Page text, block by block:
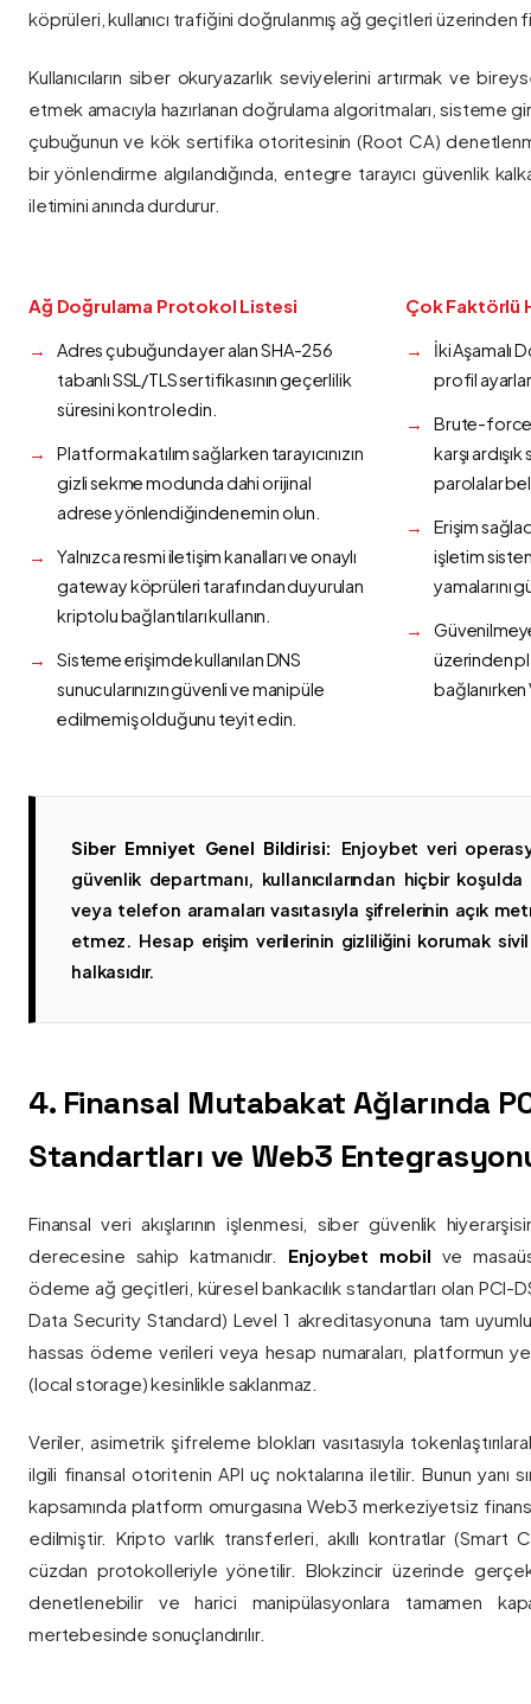
köprüleri, kullanıcı trafiğini doğrulanmış ağ geçitleri üzerinden
Kullanıcıların siber okuryazarlık seviyelerini artırmak ve
etmek amacıyla hazırlanan doğrulama algoritmaları, sisteme
çubuğunun ve kök sertifika otoritesinin (Root CA)
bir yönlendirme algılandığında, entegre tarayıcı güvenlik
iletimini anında durdurur.
Ağ Doğrulama Protokol Listesi
Adres çubuğunda yer alan SHA-256
tabanlı SSL/TLS sertifikasının geçerlilik
süresini kontrol edin.
Platforma katılım sağlarken tarayıcınızın
gizli sekme modunda dahi orijinal
adrese yönlendiğinden emin olun.
Yalnızca resmi iletişim kanalları ve onaylı
gateway köprüleri tarafından duyurulan
kriptolu bağlantıları kullanın.
Sisteme erişimde kullanılan DNS
sunucularınızın güvenli ve manipüle
edilmemiş olduğunu teyit edin.
Çok Faktörlü
İki Aşamalı
profil
Brute-force
karşı
parolalar
Erişim
işletim
yamalarını
üzerinden
bağlanırken
Siber Emniyet Genel Bildirisi:
Enjoybet veri
güvenlik departmanı, kullanıcılarından hiçbir
veya telefon aramaları vasıtasıyla şifrelerinin açık
etmez. Hesap erişim verilerinin gizliliğini korumak
halkasıdır.
4. Finansal Mutabakat Ağlarında
Standartları ve Web3
Finansal veri akışlarının işlenmesi, siber güvenlik
derecesine sahip katmanıdır. Enjoybet mobil ve
ödeme ağ geçitleri, küresel bankacılık standartları olan PCI-
Data Security Standard) Level 1 akreditasyonuna tam
hassas ödeme verileri veya hesap numaraları, platformun
(local storage) kesinlikle saklanmaz.
Veriler, asimetrik şifreleme blokları vasıtasıyla
ilgili finansal otoritenin API uç noktalarına iletilir. Bunun yanı
kapsamında platform omurgasına Web3 merkeziyetsiz
edilmiştir. Kripto varlık transferleri, akıllı kontratlar (Smart
cüzdan protokolleriyle yönetilir. Blokzincir üzerinde
denetlenebilir ve harici manipülasyonlara tamamen
mertebesinde sonuçlandırılır.